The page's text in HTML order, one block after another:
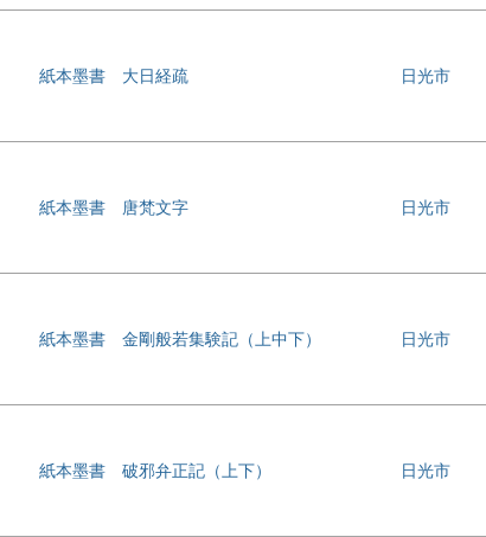
紙本墨書 大日経疏 日光市
紙本墨書 唐梵文字 日光市
紙本墨書 金剛般若集験記（上中下） 日光市
紙本墨書 破邪弁正記（上下） 日光市